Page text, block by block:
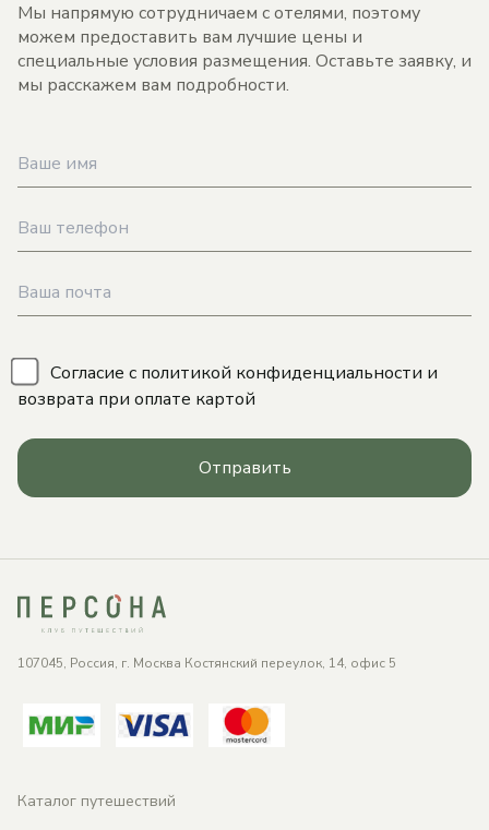
Мы напрямую сотрудничаем с отелями, поэтому
можем предоставить вам лучшие цены и
специальные условия размещения. Оставьте заявку, и
мы расскажем вам подробности.
Согласие с политикой конфиденциальности и
возврата при оплате картой
Отправить
107045, Россия, г. Москва Костянский переулок, 14, офис 5
Каталог путешествий